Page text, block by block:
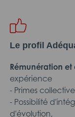
Le profil
Rémunération
expérience
- Primes
- Possibilité
d'évolution,